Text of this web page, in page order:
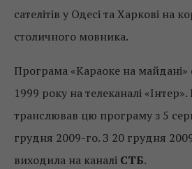
сателітів у Одесі та Харкові на
столичного мовника.
Програма «Караоке на майдані»
1999 року на телеканалі
транслював цю програму з 5
грудня 2009-го. З 20 грудня
виходила на каналі СТБ.